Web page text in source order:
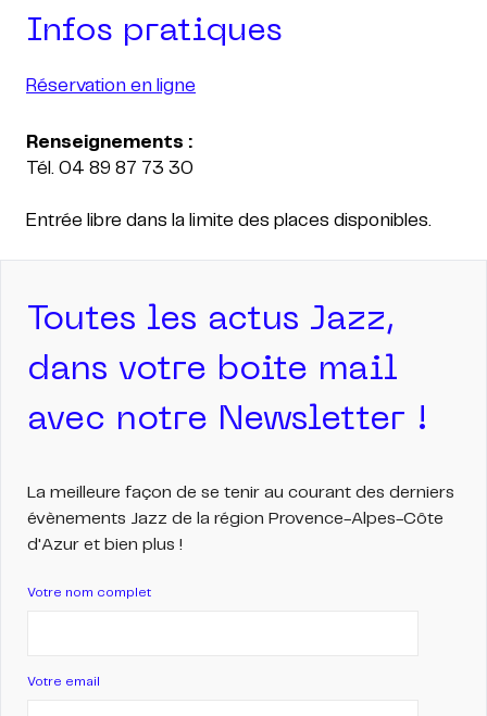
Infos pratiques
Réservation en ligne
Tél. 04 89 87 73 30
Entrée libre dans la limite des places disponibles.
Toutes les actus Jazz,
dans votre boite mail
avec notre Newsletter !
La meilleure façon de se tenir au courant des derniers
évènements Jazz de la région Provence-Alpes-Côte
d'Azur et bien plus !
Votre nom complet
Votre email